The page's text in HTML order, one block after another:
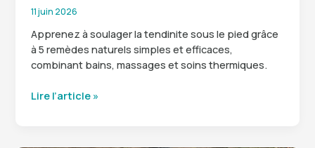
11 juin 2026
Apprenez à soulager la tendinite sous le pied grâce
à 5 remèdes naturels simples et efficaces,
combinant bains, massages et soins thermiques.
Tendinite
Lire l’article »